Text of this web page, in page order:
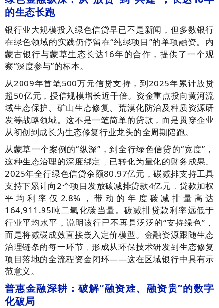
的生态长跑
银行业大规模投入绿色信贷早已不是新闻，但多数银行
在绿色领域的实践仍停留在“纯绿项目”的单项融资。内
蒙古银行与蒙草生态长达16年的合作，提供了一个观
察“深度参与”的标本。
从2009年首笔500万元信贷支持，到2025年累计放贷
超50亿元，授信规模增长近千倍。资金重点投向黄河流
域生态保护、矿山生态修复、荒漠化防治及种质资源研
发等战略领域。这不是一笔简单的贷款，而是贯穿企业
从初创到成长为生态修复行业龙头的全周期陪跑。
从蒙草一个案例的“纵深”，到全行绿色信贷的“宽度”，
这种生态治理的深度绑定，已转化为量化的财务成果。
2025年全行绿色信贷余额80.97亿元，碳减排支持工具
支持下累计向2个项目发放碳减排贷款4亿元，贷款加权
平均利率仅2.8%，带动的年度碳减排量高达
164,911.95吨二氧化碳当量。碳减排贷款利率远低于
行业平均水平，说明该行已不再是泛泛的“支持绿色”，
而是将减碳成效直接嵌入定价模型。金融资源跟随生态
治理链条的每一环节，形成从环保技术研发到生态修复
项目落地的全流程资金闭环——这在区域银行中具有示
范意义。
普惠金融深耕：破解“融资难、融资贵”的数字
化破局